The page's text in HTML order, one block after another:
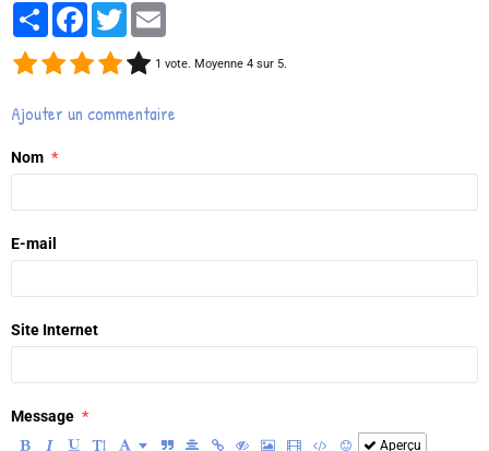
PartagerFacebook
Twitter
1 vote. Moyenne 4 sur 5.
Ajouter un commentaire
Nom
E-mail
Site Internet
Message
Aperçu